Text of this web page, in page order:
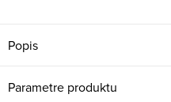
Popis
Parametre produktu